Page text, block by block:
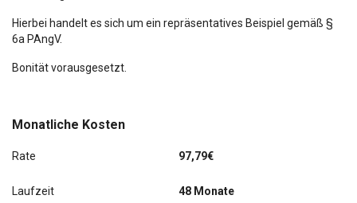
Einparkhilfe hinten
Klimaautomatik
Notbrems-Assistent
Monatliche Kosten
Rate 97,79€
Laufzeit 48 Monate
Hierbei handelt es sich um ein repräsentatives Beispiel gemäß §
6a PAngV.
Bonität vorausgesetzt.